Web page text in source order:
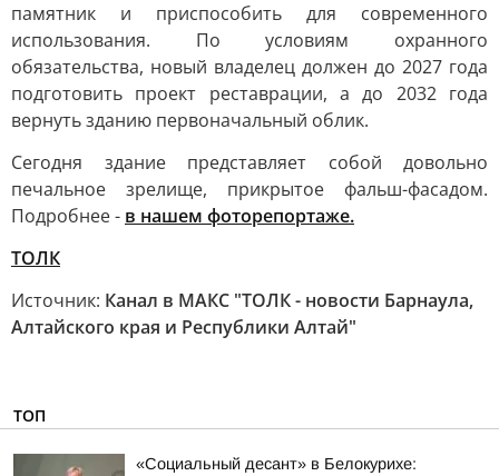
памятник и приспособить для современного
использования. По условиям охранного
обязательства, новый владелец должен до 2027 года
подготовить проект реставрации, а до 2032 года
вернуть зданию первоначальный облик.
Сегодня здание представляет собой довольно
печальное зрелище, прикрытое фальш-фасадом.
Подробнее - в нашем фоторепортаже.
ТОЛК
Источник: Канал в МАКС "ТОЛК - новости Барнаула,
Алтайского края и Республики Алтай"
ТОП
«Социальный десант» в Белокурихе: